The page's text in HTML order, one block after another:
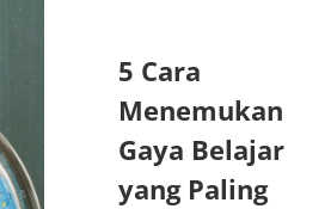
5 Cara
Menemukan
Gaya Belajar
yang Paling